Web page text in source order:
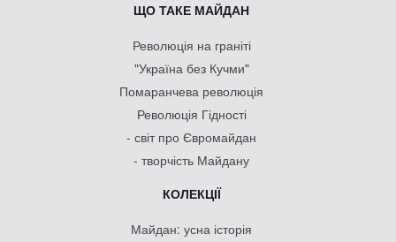
ЩО ТАКЕ МАЙДАН
Революція на граніті
"Україна без Кучми"
Помаранчева революція
Революція Гідності
- світ про Євромайдан
- творчість Майдану
КОЛЕКЦІЇ
Майдан: усна історія